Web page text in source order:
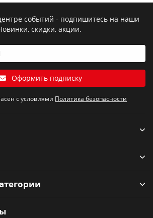
событий - подпишитесь на наши
скидки, акции.
Оформить подписку
с условиями Политика безопасности